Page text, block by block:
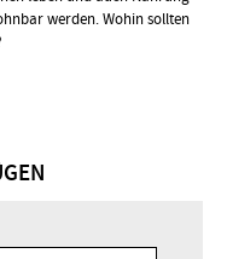
werden. Wohin sollten